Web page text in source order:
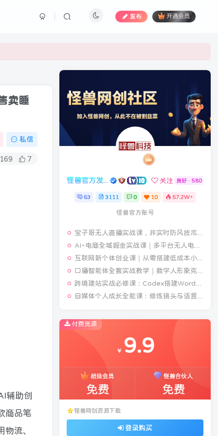
发布 开通会员
卖睡
私信
169 7
辅助创
商品笔
流、
关注 良好 · 580
63 3111 0 10 57.2W+
怪兽官方账号
付费资源
￥ 9.9
超级会员
免费
怪兽合伙人
免费
怪兽网创资源下载
登录购买